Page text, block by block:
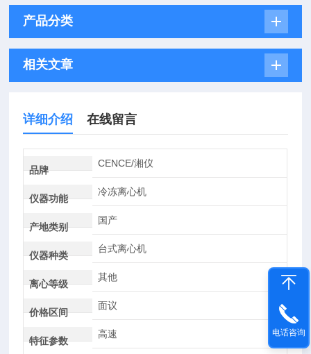
产品分类
相关文章
详细介绍 在线留言
品牌
CENCE/湘仪
仪器功能
冷冻离心机
产地类别
国产
仪器种类
台式离心机
离心等级
其他
价格区间
面议
特征参数
高速 电话咨询